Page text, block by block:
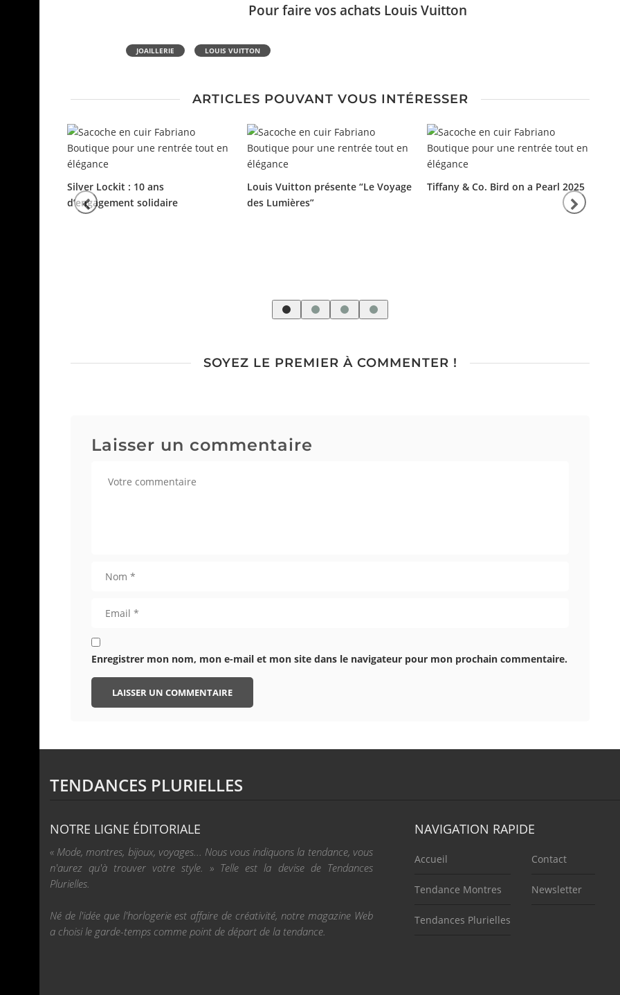
Pour faire vos achats Louis Vuitton
JOAILLERIE LOUIS VUITTON
ARTICLES POUVANT VOUS INTÉRESSER
Silver Lockit : 10 ans
d’engagement solidaire
Louis Vuitton présente “Le Voyage
des Lumières”
Tiffany & Co. Bird on a Pearl 2025
SOYEZ LE PREMIER À COMMENTER !
Laisser un commentaire
Enregistrer mon nom, mon e-mail et mon site dans le navigateur pour mon prochain commentaire.
TENDANCES PLURIELLES
NOTRE LIGNE ÉDITORIALE
« Mode, montres, bijoux, voyages... Nous vous indiquons la tendance, vous
n'aurez qu'à trouver votre style. » Telle est la devise de Tendances
Plurielles.
Né de l'idée que l'horlogerie est affaire de créativité, notre magazine Web
a choisi le garde-temps comme point de départ de la tendance.
NAVIGATION RAPIDE
Accueil
Tendance Montres
Tendances Plurielles
Contact
Newsletter